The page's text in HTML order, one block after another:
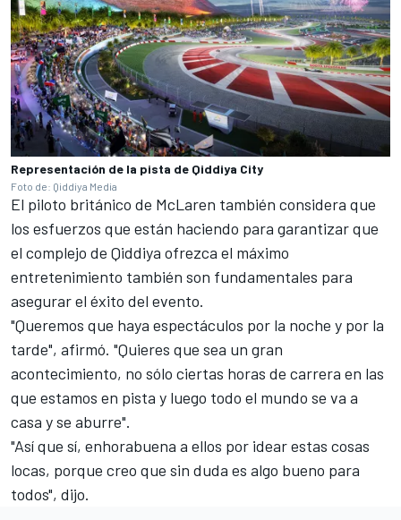
Representación de la pista de Qiddiya City
Foto de: Qiddiya Media
El piloto británico de McLaren también considera que
los esfuerzos que están haciendo para garantizar que
el complejo de Qiddiya ofrezca el máximo
entretenimiento también son fundamentales para
asegurar el éxito del evento.
"Queremos que haya espectáculos por la noche y por la
tarde", afirmó. "Quieres que sea un gran
acontecimiento, no sólo ciertas horas de carrera en las
que estamos en pista y luego todo el mundo se va a
casa y se aburre".
"Así que sí, enhorabuena a ellos por idear estas cosas
locas, porque creo que sin duda es algo bueno para
todos", dijo.